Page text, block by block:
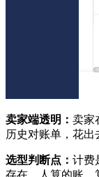
卖家端透明： 卖家
历史对账单，花出
选型判断点： 计费
存在。人算的账，